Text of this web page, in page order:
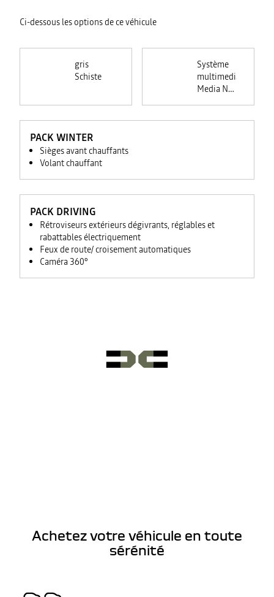
Ci-dessous les options de ce véhicule
gris
Schiste
PACK WINTER
Sièges avant chauffants
Volant chauffant
Système
multimedia
Media Nav
PACK DRIVING
Rétroviseurs extérieurs dégivrants, réglables et
rabattables électriquement
Feux de route/ croisement automatiques
Caméra 360°
Achetez votre véhicule en toute
sérénité